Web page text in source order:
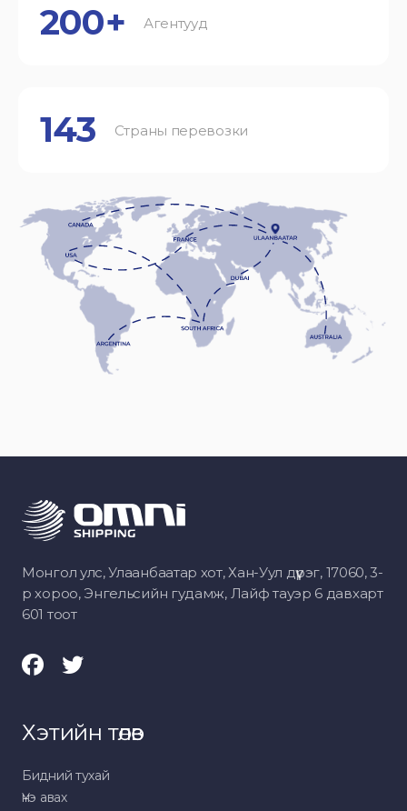
200+ Агентууд
143 Страны перевозки
Монгол улс, Улаанбаатар хот, Хан-Уул дүүрэг, 17060, 3-
р хороо, Энгельсийн гудамж, Лайф тауэр 6 давхарт
601 тоот
Хэтийн төлөв
Бидний тухай
Үнэ авах